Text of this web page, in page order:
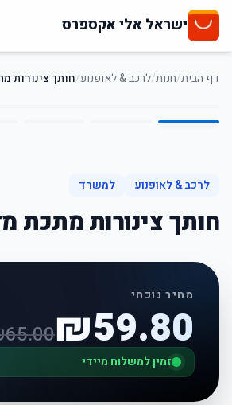
ישראל אלי אקספרס
דף הבית/חנות/לרכב & לאופנוע/חותך צינורות
1
/
5
לרכב & לאופנוע למשרד
חותך צינורות מתכת
מחיר נוכחי
₪59.80
65.00
זמין למשלוח מיידי